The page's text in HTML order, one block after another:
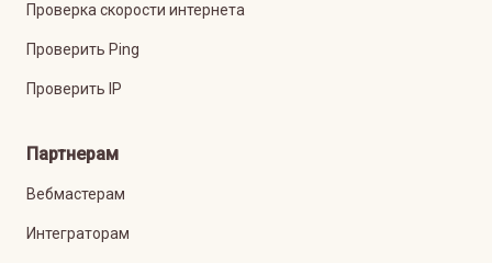
Проверка скорости интернета
Проверить Ping
Проверить IP
Партнерам
Вебмастерам
Интеграторам